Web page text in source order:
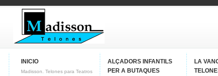
INICIO
Madisson. Telones para Teatros
ALÇADORS INFANTILS
PER A BUTAQUES
LA